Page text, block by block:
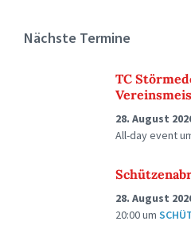
Nächste Termine
TC
28. August
All-day event
28. August
20:00um